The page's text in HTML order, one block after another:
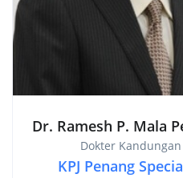
Dr. Ramesh P. Mala
Dokter Kandungan
KPJ Penang